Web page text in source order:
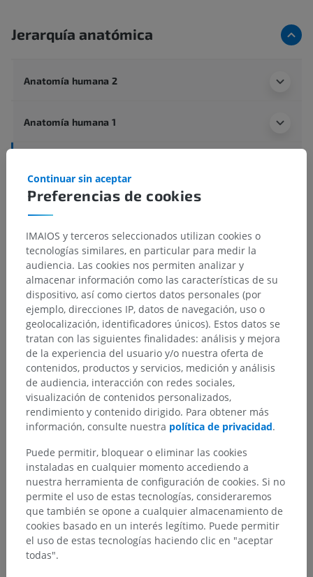
Jerarquía anatómica
Anatomía humana 2
Anatomía humana 1
Órganos de los sentidos Organum visuale
Estructuras accesorias del ojo> Capa conjuntiva
Glándulas conjuntivales
Estructuras subyacentes:No hay estructuras
subyacentes correspondientes para esta parte
anatómica
Anatomía comparada en animales
Traducciones
¿Ha detectado un error?
No dude en sugerir una corrección, traducción o
mejora de contenido.
Reportar un error
Preferencias de cookies
Continuar sin aceptar
IMAIOS y terceros seleccionados utilizan cookies o
tecnologías similares, en particular para medir la
audiencia. Las cookies nos permiten analizar y
almacenar información como las características de su
dispositivo, así como ciertos datos personales (por
ejemplo, direcciones IP, datos de navegación, uso o
geolocalización, identificadores únicos). Estos datos se
tratan con las siguientes finalidades: análisis y mejora
de la experiencia del usuario y/o nuestra oferta de
contenidos, productos y servicios, medición y análisis
de audiencia, interacción con redes sociales,
visualización de contenidos personalizados,
rendimiento y contenido dirigido. Para obtener más
información, consulte nuestra política de privacidad.
Puede permitir, bloquear o eliminar las cookies
instaladas en cualquier momento accediendo a
nuestra herramienta de configuración de cookies. Si no
permite el uso de estas tecnologías, consideraremos
que también se opone a cualquier almacenamiento de
cookies basado en un interés legítimo. Puede permitir
el uso de estas tecnologías haciendo clic en "aceptar
todas".